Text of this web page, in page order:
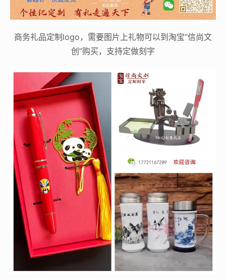
商务礼品定制logo，需要图片上礼物可以到淘宝“信尚文
创”购买，支持定做刻字